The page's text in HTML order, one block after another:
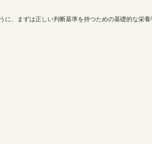
、まずは正しい判断基準を持つための基礎的な栄